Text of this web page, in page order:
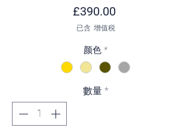
£390.00價格
已含 增值税
颜色 *
數量 *